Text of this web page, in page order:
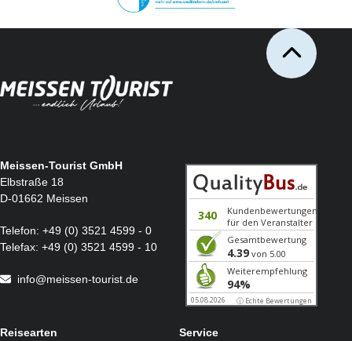
Meissen-Tourist GmbH
Elbstraße 18
D-01662 Meissen
Telefon: +49 (0) 3521 4599 - 0
Telefax: +49 (0) 3521 4599 - 10
info@meissen-tourist.de
Reisearten
Service